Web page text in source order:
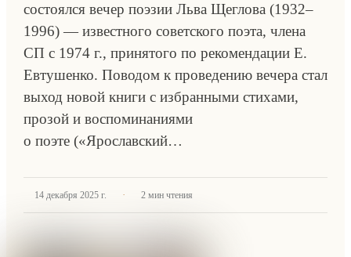
состоялся вечер поэзии Льва Щеглова (1932–
1996) — известного советского поэта, члена
СП с 1974 г., принятого по рекомендации Е.
Евтушенко. Поводом к проведению вечера стал
выход новой книги с избранными стихами,
прозой и воспоминаниями
о поэте («Ярославский…
14 декабря 2025 г. · 2 мин чтения